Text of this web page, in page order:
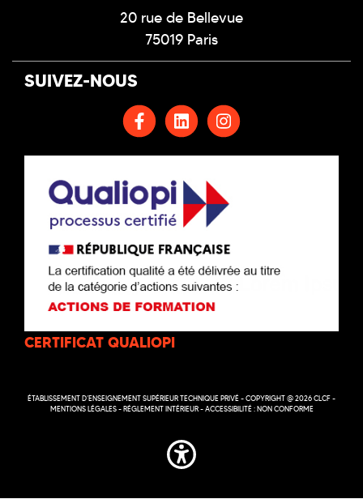
20 rue de Bellevue
75019 Paris
SUIVEZ-NOUS
CERTIFICAT QUALIOPI
ÉTABLISSEMENT D’ENSEIGNEMENT SUPÉRIEUR TECHNIQUE PRIVÉ - COPYRIGHT @ 2026 CLCF -
MENTIONS LÉGALES-RÉGLEMENT INTÉRIEUR-ACCESSIBILITÉ : NON CONFORME